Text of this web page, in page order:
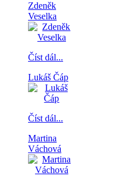
Zdeněk
Veselka
Číst dál...
Lukáš Čáp
Číst dál...
Martina
Váchová